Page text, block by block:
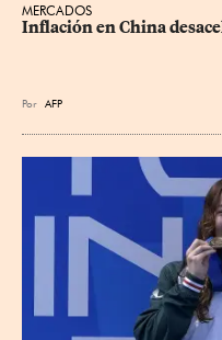
MERCADOS
Inflación en China
Por AFP